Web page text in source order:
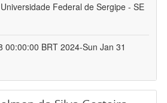
Universidade Federal de Sergipe - SE
00:00:00 BRT 2024-Sun Jan 31